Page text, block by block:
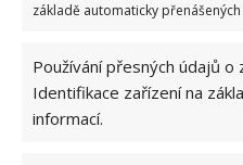
základě automaticky
Používání přesných údajů o
Identifikace zařízení na
informací.